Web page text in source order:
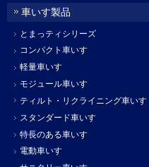
車いす製品
とまっティシリーズ
コンパクト車いす
軽量車いす
モジュール車いす
ティルト・リクライニング車いす
スタンダード車いす
特長のある車いす
電動車いす